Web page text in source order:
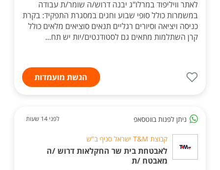
לאתר וויליפוד במרלו"ג יבנה דרוש/ה שומר/ת עבודה
במשמרות כולל סופי שבוע וחגים במסגרת התפקיד: בקרת
כניסה ויציאה וסיורים רגליים תנאים סוציאים מלאים כולל
קרן השתלמות מתאים גם לסטודנטים/יות יש תח...
הגשת מועמדות
ניתן לפנות בווטסאפ לפני 14 שעות
קבוצת T&M ישראל סניף ב"ש
לאבטחת בית שר החקלאות דרוש /ה
מאבטח /ת